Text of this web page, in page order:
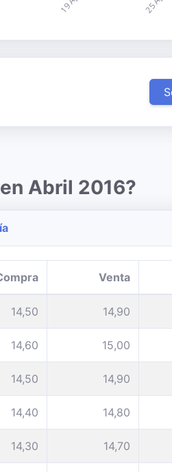
Abril 2016?
Venta
14,50 14,90
14,60 15,00
14,50 14,90
14,40 14,80
14,30 14,70